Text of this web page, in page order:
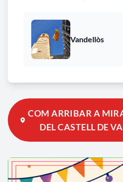
Vandellòs
COM ARRIBAR A
DEL CASTELL DE